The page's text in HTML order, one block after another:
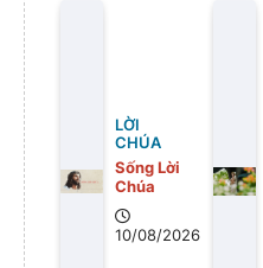
LỜI
CHÚA
Sống Lời
Chúa
10/08/2026